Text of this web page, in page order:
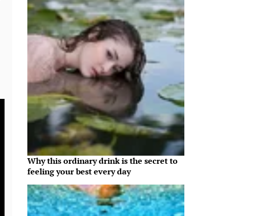
Why this ordinary drink is the secret to
feeling your best every day